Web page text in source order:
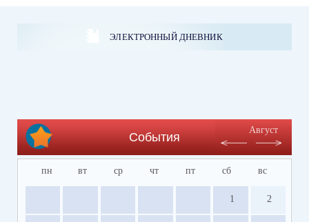
ЭЛЕКТРОННЫЙ ДНЕВНИК
События
Август
пн вт ср чт пт сб вс
1 2